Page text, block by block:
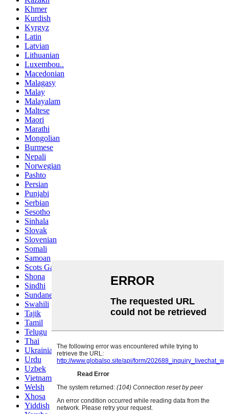
Khmer
Kurdish
Kyrgyz
Latin
Latvian
Lithuanian
Luxembou..
Macedonian
Malagasy
Malay
Malayalam
Maltese
Maori
Marathi
Mongolian
Burmese
Nepali
Norwegian
Pashto
Persian
Punjabi
Serbian
Sesotho
Sinhala
Slovak
Slovenian
Somali
Samoan
Scots Gaelic
Shona
Sindhi
Sundanese
Swahili
Tajik
Tamil
Telugu
Thai
Ukrainian
Urdu
Uzbek
Vietnamese
Welsh
Xhosa
Yiddish